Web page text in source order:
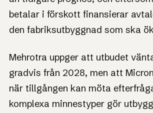
betalar i förskott finansierar
den fabriksutbyggnad som ska
Mehrotra uppger att utbudet
gradvis från 2028, men att
när tillgången kan möta
komplexa minnestyper gör